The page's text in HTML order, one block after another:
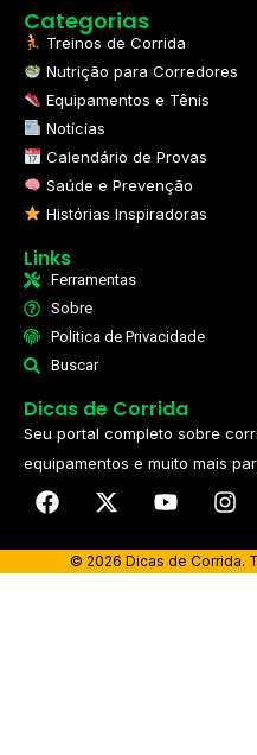
Categorias
Treinos de Corrida
Nutrição para Corredores
Equipamentos e Tênis
Notícias
Calendário de Provas
Saúde e Prevenção
Histórias Inspiradoras
Links
Ferramentas
Sobre
Politica de Privacidade
Buscar
Dicas de Corrida
Seu portal completo sobre
equipamentos e muito mais
© 2026 Dicas de Corrida.